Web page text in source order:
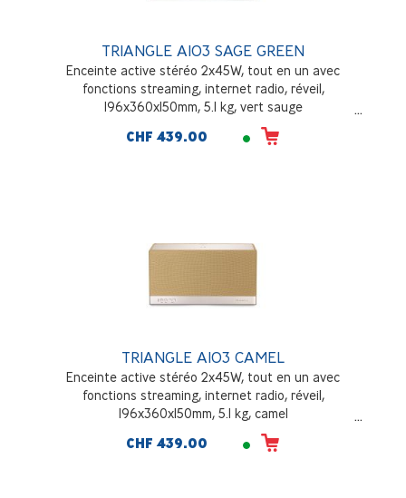
TRIANGLE AIO3 SAGE GREEN
Enceinte active stéréo 2x45W, tout en un avec
fonctions streaming, internet radio, réveil,
196x360x150mm, 5.1 kg, vert sauge
CHF 439.00
TRIANGLE AIO3 CAMEL
Enceinte active stéréo 2x45W, tout en un avec
fonctions streaming, internet radio, réveil,
196x360x150mm, 5.1 kg, camel
CHF 439.00